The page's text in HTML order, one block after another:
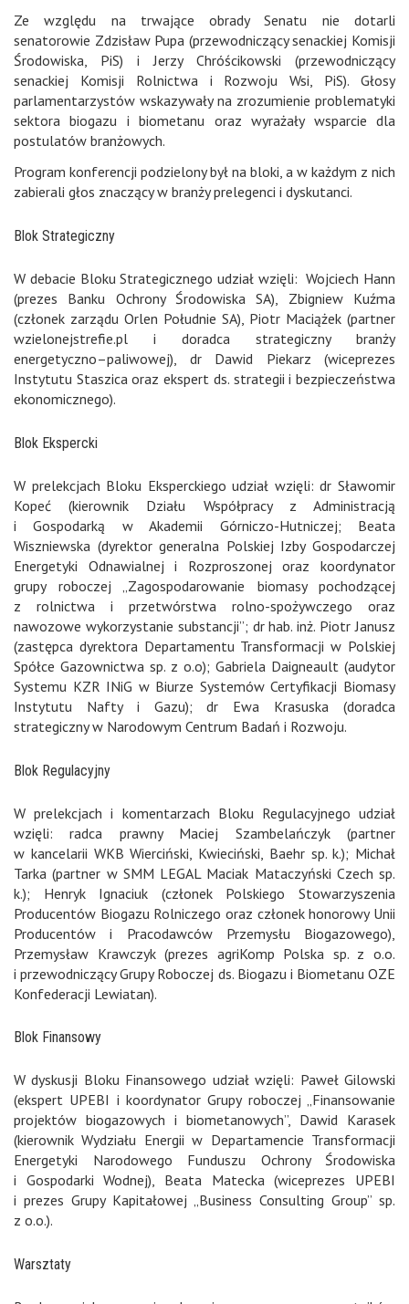
Ze względu na trwające obrady Senatu nie dotarli
senatorowie Zdzisław Pupa (przewodniczący senackiej Komisji
Środowiska, PiS) i Jerzy Chróścikowski (przewodniczący
senackiej Komisji Rolnictwa i Rozwoju Wsi, PiS). Głosy
parlamentarzystów wskazywały na zrozumienie problematyki
sektora biogazu i biometanu oraz wyrażały wsparcie dla
postulatów branżowych.
Program konferencji podzielony był na bloki, a w każdym z nich
zabierali głos znaczący w branży prelegenci i dyskutanci.
Blok Strategiczny
W debacie Bloku Strategicznego udział wzięli: Wojciech Hann
(prezes Banku Ochrony Środowiska SA), Zbigniew Kuźma
(członek zarządu Orlen Południe SA), Piotr Maciążek (partner
wzielonejstrefie.pl i doradca strategiczny branży
energetyczno–paliwowej), dr Dawid Piekarz (wiceprezes
Instytutu Staszica oraz ekspert ds. strategii i bezpieczeństwa
ekonomicznego).
Blok Ekspercki
W prelekcjach Bloku Eksperckiego udział wzięli: dr Sławomir
Kopeć (kierownik Działu Współpracy z Administracją
i Gospodarką w Akademii Górniczo-Hutniczej; Beata
Wiszniewska (dyrektor generalna Polskiej Izby Gospodarczej
Energetyki Odnawialnej i Rozproszonej oraz koordynator
grupy roboczej „Zagospodarowanie biomasy pochodzącej
z rolnictwa i przetwórstwa rolno-spożywczego oraz
nawozowe wykorzystanie substancji”; dr hab. inż. Piotr Janusz
(zastępca dyrektora Departamentu Transformacji w Polskiej
Spółce Gazownictwa sp. z o.o); Gabriela Daigneault (audytor
Systemu KZR INiG w Biurze Systemów Certyfikacji Biomasy
Instytutu Nafty i Gazu); dr Ewa Krasuska (doradca
strategiczny w Narodowym Centrum Badań i Rozwoju.
Blok Regulacyjny
W prelekcjach i komentarzach Bloku Regulacyjnego udział
wzięli: radca prawny Maciej Szambelańczyk (partner
w kancelarii WKB Wierciński, Kwieciński, Baehr sp. k.); Michał
Tarka (partner w SMM LEGAL Maciak Mataczyński Czech sp.
k.); Henryk Ignaciuk (członek Polskiego Stowarzyszenia
Producentów Biogazu Rolniczego oraz członek honorowy Unii
Producentów i Pracodawców Przemysłu Biogazowego),
Przemysław Krawczyk (prezes agriKomp Polska sp. z o.o.
i przewodniczący Grupy Roboczej ds. Biogazu i Biometanu OZE
Konfederacji Lewiatan).
Blok Finansowy
W dyskusji Bloku Finansowego udział wzięli: Paweł Gilowski
(ekspert UPEBI i koordynator Grupy roboczej „Finansowanie
projektów biogazowych i biometanowych”, Dawid Karasek
(kierownik Wydziału Energii w Departamencie Transformacji
Energetyki Narodowego Funduszu Ochrony Środowiska
i Gospodarki Wodnej), Beata Matecka (wiceprezes UPEBI
i prezes Grupy Kapitałowej „Business Consulting Group” sp.
z o.o.).
Warsztaty